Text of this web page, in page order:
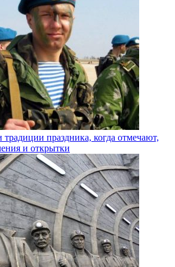
праздника, когда отмечают,
и открытки